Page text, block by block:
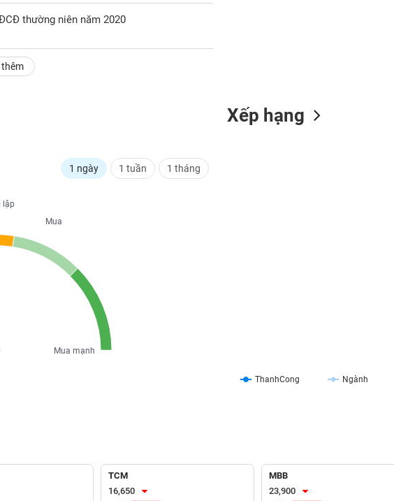
thường niên năm 2020
thêm
1 ngày 1 tuần 1 tháng
lập
Mua
Mua mạnh
Xếp hạng
ThanhCong Ngành
TCM
16,650
MBB
23,900